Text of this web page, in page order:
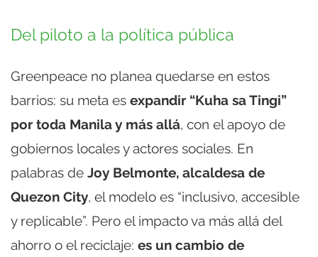
Del piloto a la política pública
Greenpeace no planea quedarse en estos
barrios: su meta es expandir “Kuha sa Tingi”
por toda Manila y más allá, con el apoyo de
gobiernos locales y actores sociales. En
palabras de Joy Belmonte, alcaldesa de
Quezon City, el modelo es “inclusivo, accesible
y replicable”. Pero el impacto va más allá del
ahorro o el reciclaje: es un cambio de